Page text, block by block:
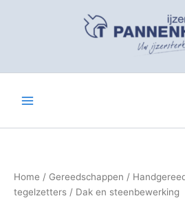
Home / Gereedschappen /
tegelzetters / Dak en steenbewerking